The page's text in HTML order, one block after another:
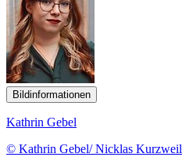
Bildinformationen
Kathrin Gebel
© Kathrin Gebel/ Nicklas Kurzweil